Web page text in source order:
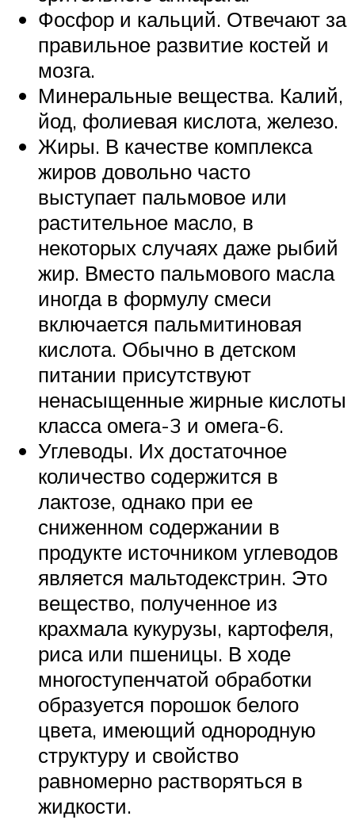
Фосфор и кальций. Отвечают за
правильное развитие костей и
мозга.
Минеральные вещества. Калий,
йод, фолиевая кислота, железо.
Жиры. В качестве комплекса
жиров довольно часто
выступает пальмовое или
растительное масло, в
некоторых случаях даже рыбий
жир. Вместо пальмового масла
иногда в формулу смеси
включается пальмитиновая
кислота. Обычно в детском
питании присутствуют
ненасыщенные жирные кислоты
класса омега-3 и омега-6.
Углеводы. Их достаточное
количество содержится в
лактозе, однако при ее
сниженном содержании в
продукте источником углеводов
является мальтодекстрин. Это
вещество, полученное из
крахмала кукурузы, картофеля,
риса или пшеницы. В ходе
многоступенчатой обработки
образуется порошок белого
цвета, имеющий однородную
структуру и свойство
равномерно растворяться в
жидкости.